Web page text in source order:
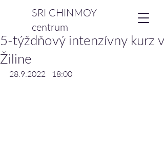
SRI CHINMOY
centrum
5-týždňový intenzívny kurz v
Žiline
28.9.2022   18:00